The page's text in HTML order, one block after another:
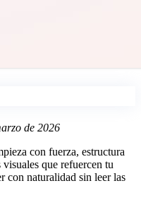
de 2026
con fuerza, estructura
que refuercen tu
con naturalidad sin leer las